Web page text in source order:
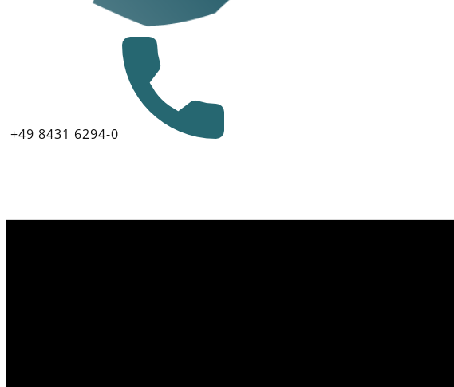
+49 8431 6294-0